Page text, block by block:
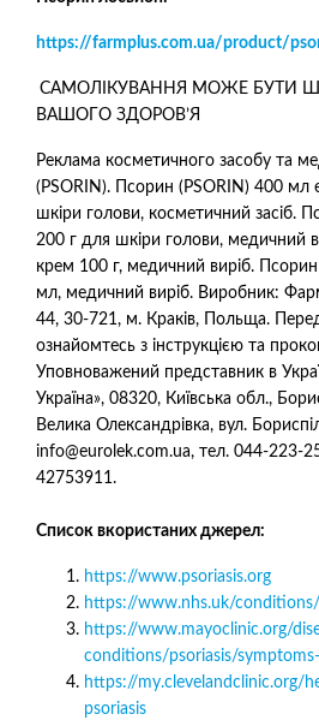
https://farmplus.com.ua/product/
САМОЛІКУВАННЯ МОЖЕ БУТИ
ВАШОГО ЗДОРОВ’Я
Реклама косметичного засобу та
(PSORIN). Псорин (PSORIN) 400 мл
шкіри голови, косметичний засіб.
200 г для шкіри голови, медичний
крем 100 г, медичний виріб.
мл, медичний виріб. Виробник:
44, 30-721, м. Краків, Польща.
ознайомтесь з інструкцією та
Уповноважений представник в
Україна», 08320, Київська обл.,
Велика Олександрівка, вул.
info@eurolek.com.ua, тел. 044-
42753911.
Список вкористаних джерел:
https://www.psoriasis.org
https://www.nhs.uk/
https://www.mayoclinic.org/
conditions/psoriasis/
https://my.clevelandclinic.org/
psoriasis